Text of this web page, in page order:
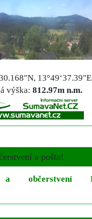
13°49‘37.39"E
výška: 812.97m n.m.
a pošta!